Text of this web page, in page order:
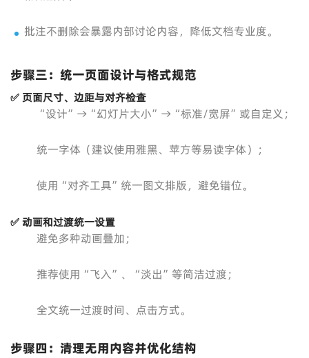
批注不删除会暴露内部讨论内容，降低文档专业度。
步骤三：统一页面设计与格式规范
✅ 页面尺寸、边距与对齐检查
“设计”→“幻灯片大小”→“标准/宽屏”或自定义；
统一字体（建议使用雅黑、苹方等易读字体）；
使用“对齐工具”统一图文排版，避免错位。
✅ 动画和过渡统一设置
避免多种动画叠加；
推荐使用“飞入”、“淡出”等简洁过渡；
全文统一过渡时间、点击方式。
步骤四：清理无用内容并优化结构